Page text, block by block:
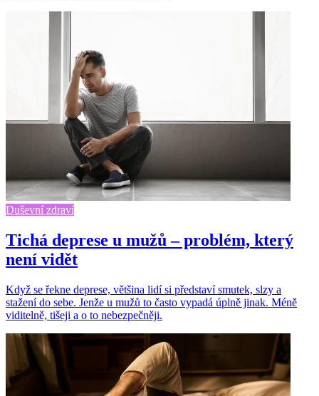
Duševní zdraví
Tichá deprese u mužů – problém, který
není vidět
Když se řekne deprese, většina lidí si představí smutek, slzy a
stažení do sebe. Jenže u mužů to často vypadá úplně jinak. Méně
viditelně, tišeji a o to nebezpečněji.